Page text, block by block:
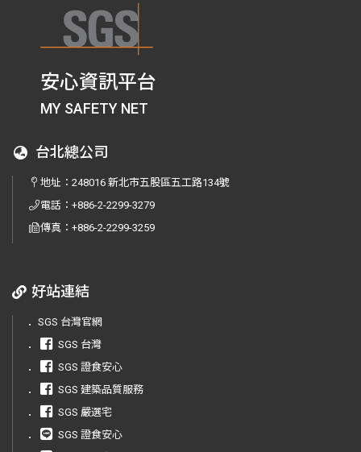
安心資訊平台
MY SAFETY NET
台北總公司
地址：248016 新北市五股區五工路134號
電話：+886-2-2299-3279
傳真：+886-2-2299-3259
好站連結
． SGS 台灣官網
．
SGS 台灣
．
SGS 證食安心
．
SGS 建築品質服務
．
SGS 嚴選宅
．
SGS 證食安心